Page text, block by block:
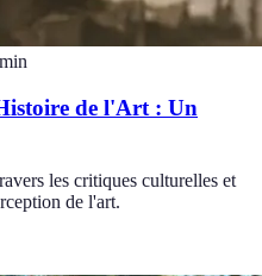
min
de l'Art : Un
les critiques culturelles et
de l'art.